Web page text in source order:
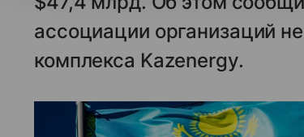
ассоциации организаций
комплекса Kazenergy.